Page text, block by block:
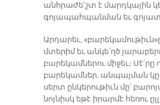
անհրաժե՛շտ է մարդկային
գոյապահպանման եւ
Արդարեւ,
մտերիմ եւ անկե՛ղծ
բարեկամներու միջեւ։
բարեկամներ, անպայման
սերտ ընկերութիւն մը՝
նոյնիսկ եթէ իրարմէ հեռու